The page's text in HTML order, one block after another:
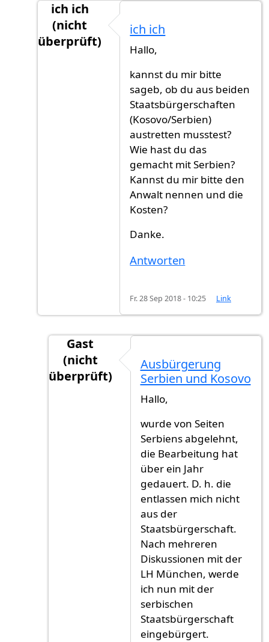
ich ich
(nicht
überprüft)
Die Rechnung bezahlt man,
ich ich
Hallo,
kannst du mir bitte
sageb, ob du aus beiden
Staatsbürgerschaften
(Kosovo/Serbien)
austretten musstest?
Wie hast du das
gemacht mit Serbien?
Kannst du mir bitte den
Anwalt nennen und die
Kosten?
Danke.
Antworten
Fr. 28 Sep 2018 - 10:25 Link
Gast
(nicht
überprüft)
ich ich von
Ausbürgerung
Serbien und Kosovo
Hallo,
wurde von Seiten
Serbiens abgelehnt,
die Bearbeitung hat
über ein Jahr
gedauert. D. h. die
entlassen mich nicht
aus der
Staatsbürgerschaft.
Nach mehreren
Diskussionen mit der
LH München, werde
ich nun mit der
serbischen
Staatsbürgerschaft
eingebürgert.